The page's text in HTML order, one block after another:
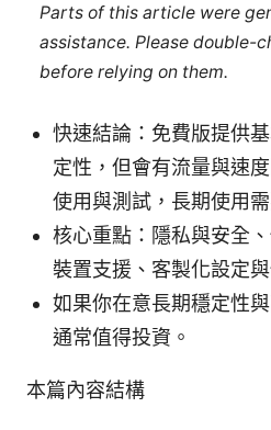
Parts of this article were
assistance. Please double-
before relying on them.
快速結論：免費版提供
定性，但會有流量與速
使用與測試，長期使用
核心重點：隱私與安全
裝置支援、客製化設定
如果你在意長期穩定性
通常值得投資。
本篇內容結構